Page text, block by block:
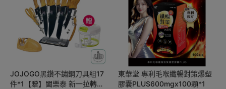
JOJOGO黑鑽不鏽鋼刀具組17
件*1【贈】闔樂泰 新一拉轉切
東華堂 專利毛喉纖暢對策爆塑
膠囊PLUS600mgx100顆*1